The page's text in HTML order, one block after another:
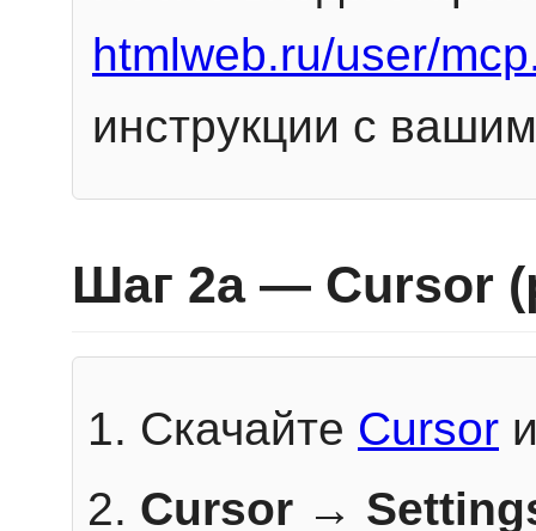
htmlweb.ru/user/
инструкции с
Шаг 2a — Cursor
Скачайте Cursor
Cursor →